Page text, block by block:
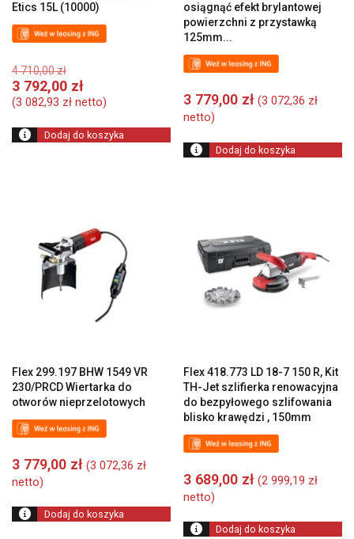
Etics 15L (10000)
4 710,00złPierwotna
cena
wynosiła:
710,00 zł.
3 792,00 zł
cena
wynosi:
3
792,00 zł.
(3 082,93 zł netto)
Dodaj do koszyka
osiągnąć efekt brylantowej
powierzchni z przystawką
125mm...
3 779,00 zł (3 072,36 zł
netto)
Dodaj do koszyka
Flex 299.197 BHW 1549 VR
230/PRCD Wiertarka do
otworów nieprzelotowych
3 779,00 zł (3 072,36 zł
netto)
Dodaj do koszyka
Flex 418.773 LD 18-7 150 R, Kit
TH-Jet szlifierka renowacyjna
do bezpyłowego szlifowania
blisko krawędzi , 150mm
3 689,00 zł (2 999,19 zł
netto)
Dodaj do koszyka